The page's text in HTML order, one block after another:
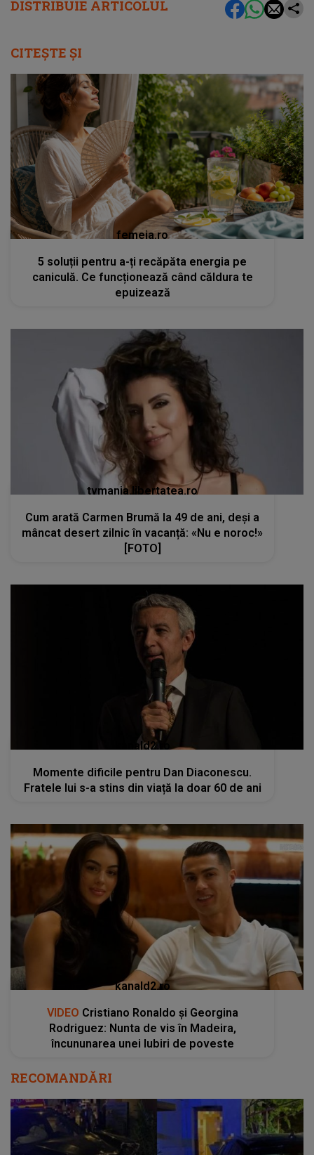
DISTRIBUIE ARTICOLUL
CITEȘTE ȘI
femeia.ro
5 soluții pentru a-ți recăpăta energia pe
caniculă. Ce funcționează când căldura te
epuizează
tvmania.libertatea.ro
Cum arată Carmen Brumă la 49 de ani, deși a
mâncat desert zilnic în vacanță: «Nu e noroc!»
[FOTO]
kanald2.ro
Momente dificile pentru Dan Diaconescu.
Fratele lui s-a stins din viață la doar 60 de ani
kanald2.ro
VIDEO Cristiano Ronaldo și Georgina
Rodriguez: Nunta de vis în Madeira,
încununarea unei Iubiri de poveste
RECOMANDĂRI